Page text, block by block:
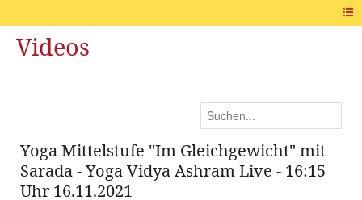
Videos
Yoga Mittelstufe "Im Gleichgewicht" mit
Sarada - Yoga Vidya Ashram Live - 16:15
Uhr 16.11.2021